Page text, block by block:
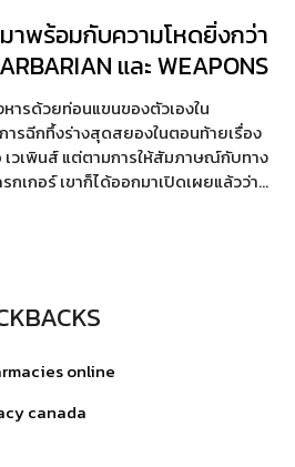
มาพร้อมกับความโหดยิ่งกว่า
และ WEAPONS
ารด้วยท่อนแขนของตัวเองใน
ารฉีกทึ้งร่างสุดสยองในตอนท้ายเรื่อง
เวเพินส์ แต่ตามการให้สัมภาษณ์กับทาง
กเกอร์ เขาก็ได้ออกมาเปิดเผยแล้วว่า…
online
canada